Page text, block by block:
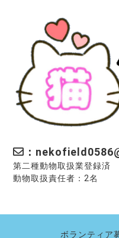
：
第二種動物取扱業登録済
動物取扱責任者：2名
ボランティア